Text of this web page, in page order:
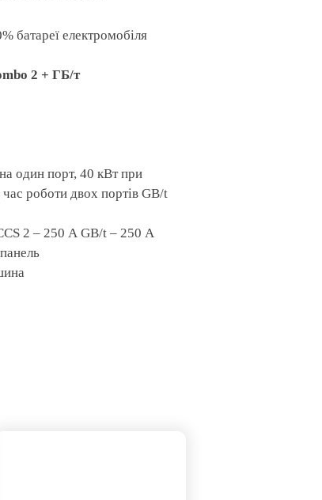
батареї електромобіля
2 + ГБ/т
один порт, 40 кВт при
роботи двох портів GB/t
2 – 250 А GB/t – 250 А